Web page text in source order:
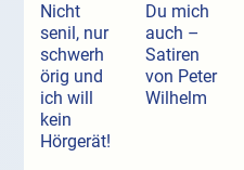
Nicht
senil, nur
schwerh
örig und
ich will
kein
Hörgerät!
Du mich
auch –
Satiren
von Peter
Wilhelm